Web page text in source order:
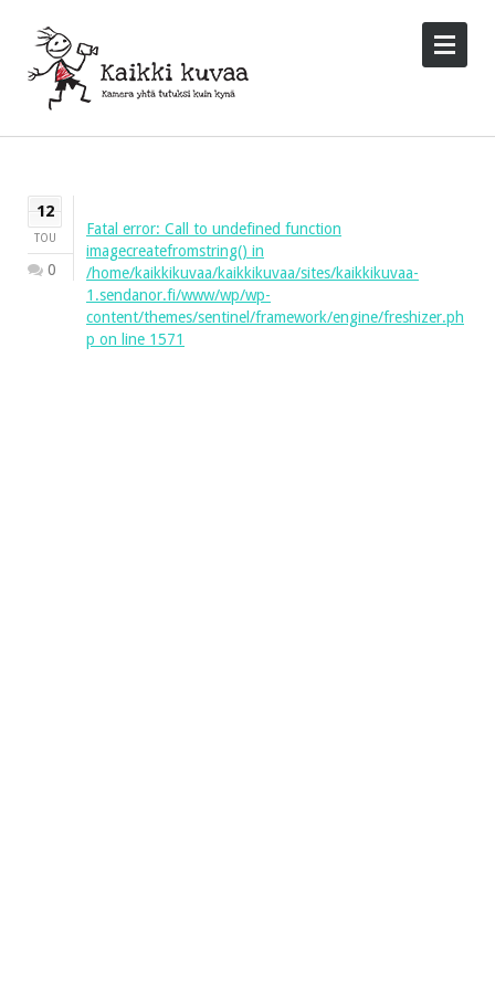
12
TOU
0
Fatal error: Call to undefined function
imagecreatefromstring() in
/home/kaikkikuvaa/kaikkikuvaa/sites/kaikkikuvaa-
1.sendanor.fi/www/wp/wp-
content/themes/sentinel/framework/engine/freshizer.ph
p on line 1571